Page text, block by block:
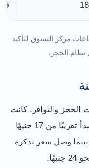
مركز التسوق لتأكيد
نظام الحجز.
الحجز والتوافر. كانت
التذاكر العادية المتاحة عبر الإنترنت تبدأ تقريبًا من 17 جنيهًا
جنيهًا للطفل، بينما وصل سعر تذكرة